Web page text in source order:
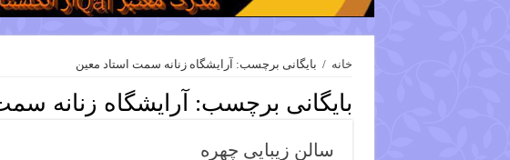
خانه / بایگانی برچسب: آرایشگاه زنانه سمت استاد معین
بایگانی برچسب: آرایشگاه زنانه
سالن زیبایی چهره